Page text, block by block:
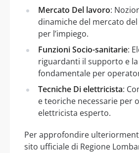
Mercato Del lavoro:
dinamiche del mercato
per l’impiego.
Funzioni Socio-sanitarie:
riguardanti il supporto e
fondamentale per
Tecniche Di elettricista:
e teoriche necessarie per
elettricista esperto.
Per approfondire
sito ufficiale di Regione